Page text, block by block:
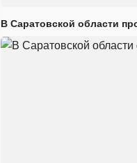
В Саратовской области